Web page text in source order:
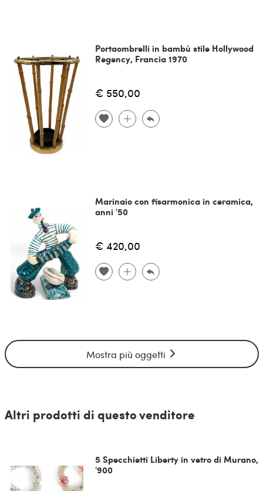
Portaombrelli in bambù stile Hollywood
Regency, Francia 1970
€ 550,00
Marinaio con fisarmonica in ceramica,
anni '50
€ 420,00
Mostra più oggetti
Altri prodotti di questo venditore
5 Specchietti Liberty in vetro di Murano,
'900